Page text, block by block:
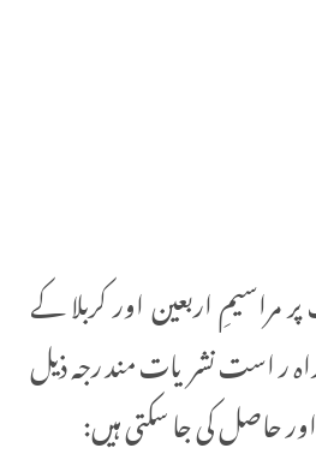
مراسیمِ اربعین اور کربلا کے
راست نشریات مندرجہ ذیل
حاصل کی جا سکتی ہیں: